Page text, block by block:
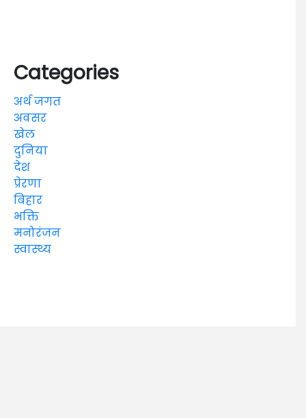
Categories
अर्थ जगत
अवसर
खेल
दुनिया
देश
प्रेरणा
बिहार
भक्ति
मनोरंजन
स्वास्थ्य